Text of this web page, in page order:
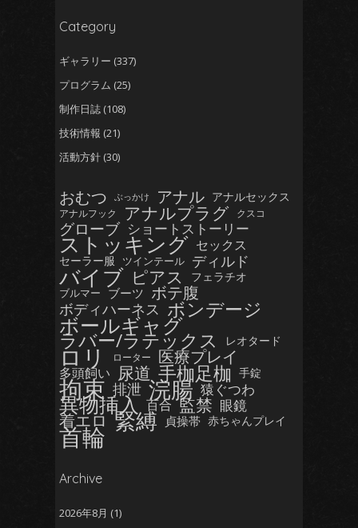
Category
ギャラリー (337)
プログラム (25)
制作日誌 (108)
技術情報 (21)
活動方針 (30)
おむつ ぶっかけ アナル アナルセックス
アナルフック アナルプラグ クスコ
グローブ ショートストーリー
ストッキング セックス
セーラー服 ツインテール ディルド
バイブ ピアス フェラチオ
ブルマー ブーツ ボテ腹
ボディハーネス ボンデージ
ボールギャグ
ラバー/ラテックス レオタード
ロリ ローター 医療プレイ
多頭飼い 尿道 手枷足枷 手錠
拘束 排泄 浣腸 猿ぐつわ
異物挿入 百合 監禁 眼鏡
着エロ 緊縛 貞操帯 赤ちゃんプレイ
首輪
Archive
2026年8月 (1)